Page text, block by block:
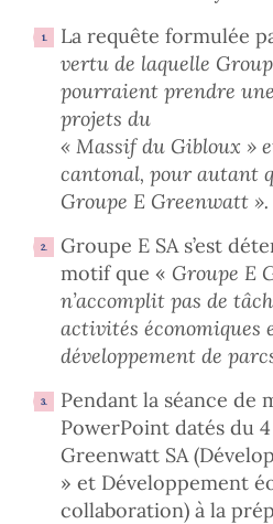
La requête formulée
vertu de laquelle
pourraient prendre
projets du
« Massif du Gibloux »
cantonal, pour autant
Groupe E Greenwatt ».
Groupe E SA s’est
motif que « Groupe E
n’accomplit pas de
activités économiques
développement de
Pendant la séance de
PowerPoint datés du
Greenwatt SA
» et Développement
collaboration) à la